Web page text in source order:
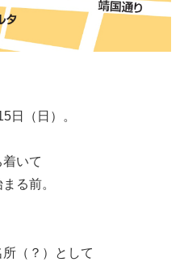
日（日）。
いて
る前。
（？）として